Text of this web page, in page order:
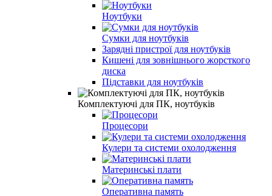
Ноутбуки
Сумки для ноутбуків
Зарядні пристрої для ноутбуків
Кишені для зовнішнього жорсткого
диска
Підставки для ноутбуків
Комплектуючі для ПК, ноутбуків
Процесори
Кулери та системи охолодження
Материнські плати
Оперативна память